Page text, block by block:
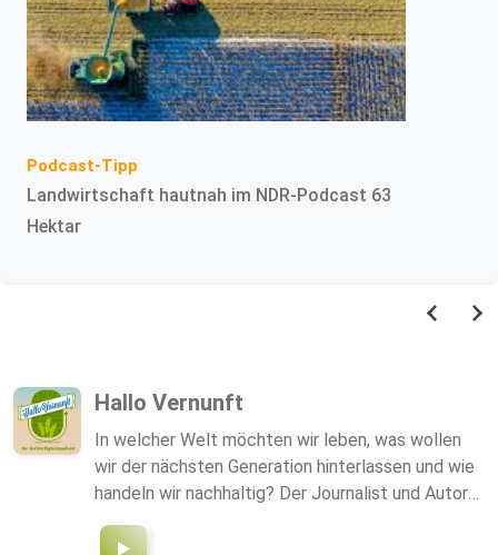
Hallo Vernunft
In welcher Welt möchten wir leben, was wollen
wir der nächsten Generation hinterlassen und wie
handeln wir nachhaltig? Der Journalist und Autor
Alex Stranig diskutiert regelmäßig mit
Expertinnen und Experten, Entscheidungsträgern
Podcast-Tipp
Landwirtschaft hautnah im NDR-Podcast 63
Hektar